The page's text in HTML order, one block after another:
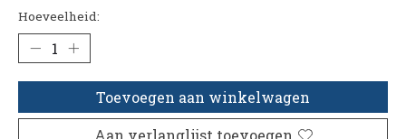
Hoeveelheid:
Toevoegen aan winkelwagen
Aan verlanglijst toevoegen